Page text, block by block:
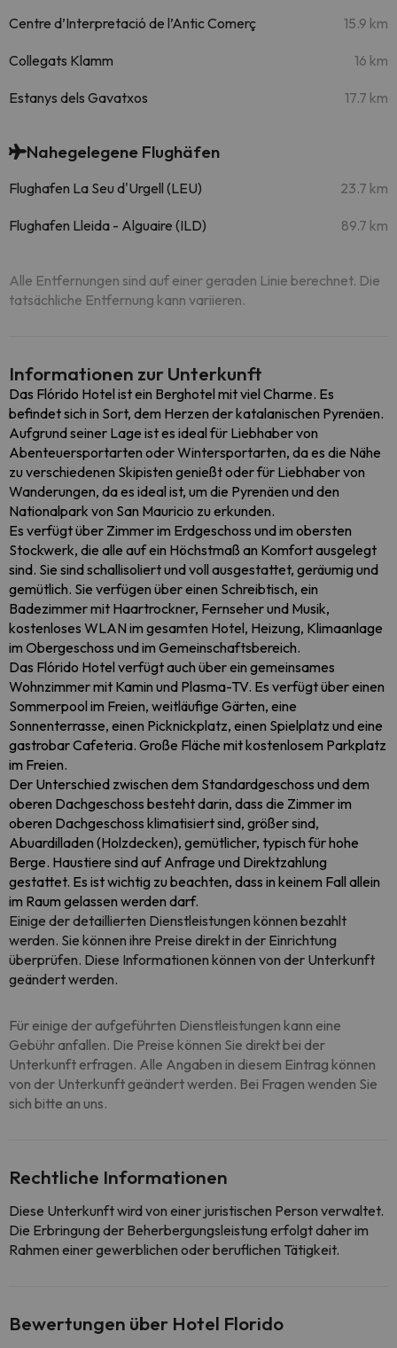
Centre d’Interpretació de l’Antic Comerç 15.9 km
Collegats Klamm 16 km
Estanys dels Gavatxos 17.7 km
Nahegelegene Flughäfen
Flughafen La Seu d'Urgell (LEU) 23.7 km
Flughafen Lleida - Alguaire (ILD) 89.7 km
Alle Entfernungen sind auf einer geraden Linie berechnet. Die
tatsächliche Entfernung kann variieren.
Informationen zur Unterkunft
Das Flórido Hotel ist ein Berghotel mit viel Charme. Es
befindet sich in Sort, dem Herzen der katalanischen Pyrenäen.
Aufgrund seiner Lage ist es ideal für Liebhaber von
Abenteuersportarten oder Wintersportarten, da es die Nähe
zu verschiedenen Skipisten genießt oder für Liebhaber von
Wanderungen, da es ideal ist, um die Pyrenäen und den
Nationalpark von San Mauricio zu erkunden.
Es verfügt über Zimmer im Erdgeschoss und im obersten
Stockwerk, die alle auf ein Höchstmaß an Komfort ausgelegt
sind. Sie sind schallisoliert und voll ausgestattet, geräumig und
gemütlich. Sie verfügen über einen Schreibtisch, ein
Badezimmer mit Haartrockner, Fernseher und Musik,
kostenloses WLAN im gesamten Hotel, Heizung, Klimaanlage
im Obergeschoss und im Gemeinschaftsbereich.
Das Flórido Hotel verfügt auch über ein gemeinsames
Wohnzimmer mit Kamin und Plasma-TV. Es verfügt über einen
Sommerpool im Freien, weitläufige Gärten, eine
Sonnenterrasse, einen Picknickplatz, einen Spielplatz und eine
gastrobar Cafeteria. Große Fläche mit kostenlosem Parkplatz
im Freien.
Der Unterschied zwischen dem Standardgeschoss und dem
oberen Dachgeschoss besteht darin, dass die Zimmer im
oberen Dachgeschoss klimatisiert sind, größer sind,
Abuardilladen (Holzdecken), gemütlicher, typisch für hohe
Berge. Haustiere sind auf Anfrage und Direktzahlung
gestattet. Es ist wichtig zu beachten, dass in keinem Fall allein
im Raum gelassen werden darf.
Einige der detaillierten Dienstleistungen können bezahlt
werden. Sie können ihre Preise direkt in der Einrichtung
überprüfen. Diese Informationen können von der Unterkunft
geändert werden.
Für einige der aufgeführten Dienstleistungen kann eine
Gebühr anfallen. Die Preise können Sie direkt bei der
Unterkunft erfragen. Alle Angaben in diesem Eintrag können
von der Unterkunft geändert werden. Bei Fragen wenden Sie
sich bitte an uns.
Rechtliche Informationen
Diese Unterkunft wird von einer juristischen Person verwaltet.
Die Erbringung der Beherbergungsleistung erfolgt daher im
Rahmen einer gewerblichen oder beruflichen Tätigkeit.
Bewertungen über Hotel Florido